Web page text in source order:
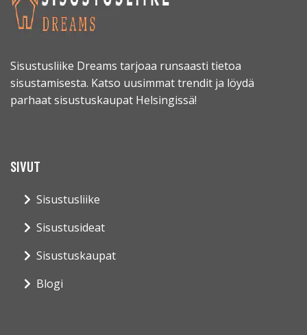
Sisustusliike Dreams tarjoaa runsaasti tietoa
sisustamisesta. Katso uusimmat trendit ja löydä
parhaat sisustuskaupat Helsingissä!
SIVUT
Sisustusliike
Sisustusideat
Sisustuskaupat
Blogi